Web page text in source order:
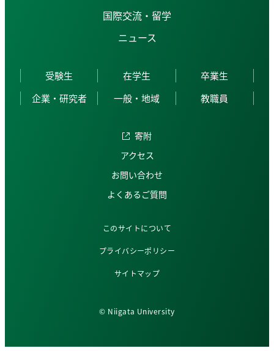
国際交流・留学
ニュース
受験生 在学生
卒業生
企業・研究者
一般・地域 教職員
寄附
アクセス
お問い合わせ
よくあるご質問
このサイトについて
プライバシーポリシー
サイトマップ
© Niigata University